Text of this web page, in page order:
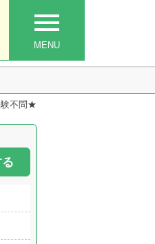
menu
MENU
験不問★